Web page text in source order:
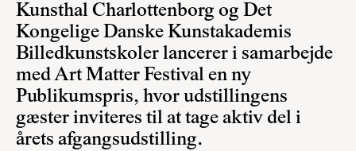
Kunsthal Charlottenborg og Det
Kongelige Danske Kunstakademis
Billedkunstskoler lancerer i samarbejde
med Art Matter Festival en ny
Publikumspris, hvor udstillingens
gæster inviteres til at tage aktiv del i
årets afgangsudstilling.